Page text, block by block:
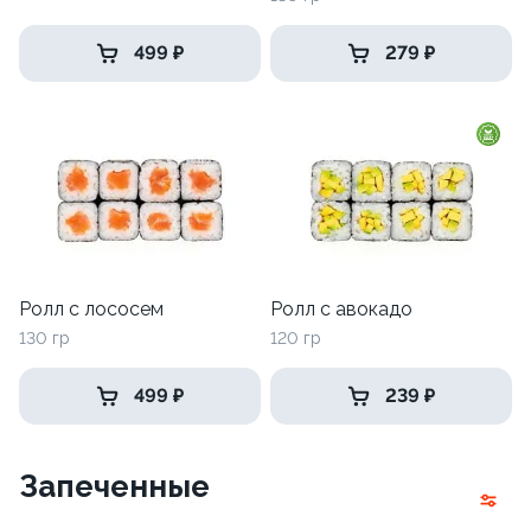
499 ₽ 279 ₽
Ролл с лососем
130 гр
499 ₽
Ролл с авокадо
120 гр
239 ₽
Запеченные